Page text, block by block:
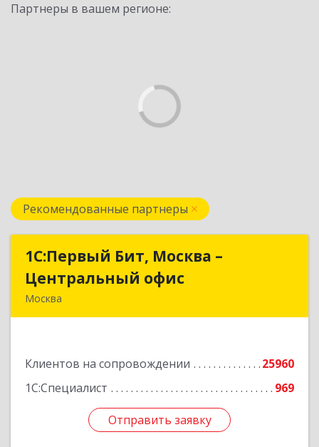
Партнеры в вашем регионе:
Рекомендованные партнеры
1С:Первый Бит, Москва –
Центральный офис
Москва
Клиентов на сопровождении
25960
1С:Специалист
969
Отправить заявку
1С:Первый Бит, Москва –
Центральный офис
Отправить заявку